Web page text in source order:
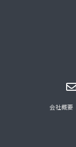
会社概要